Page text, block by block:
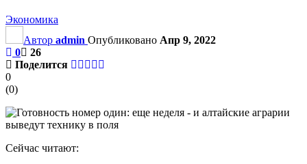
Экономика
Автор admin Опубликовано Апр 9, 2022
0
26
Поделится
0
(0)
Сейчас читают: